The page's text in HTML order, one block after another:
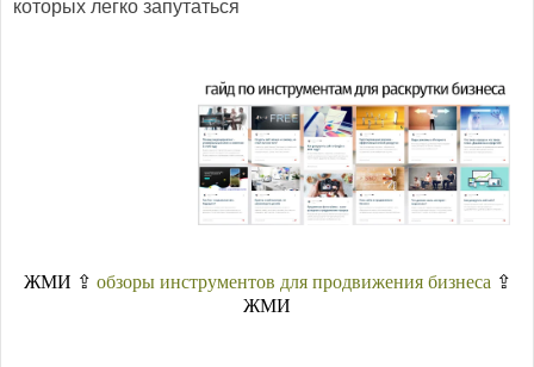
которых легко запутаться
ЖМИ ⇪ обзоры инструментов для продвижения бизнеса ⇪
ЖМИ